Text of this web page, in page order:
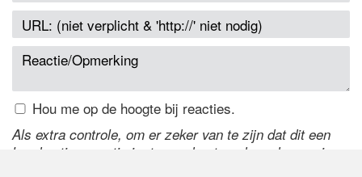
Hou me op de hoogte bij reacties.
Als extra controle, om er zeker van te zijn dat dit een
handmatige reactie is, typ onderstaande code over in